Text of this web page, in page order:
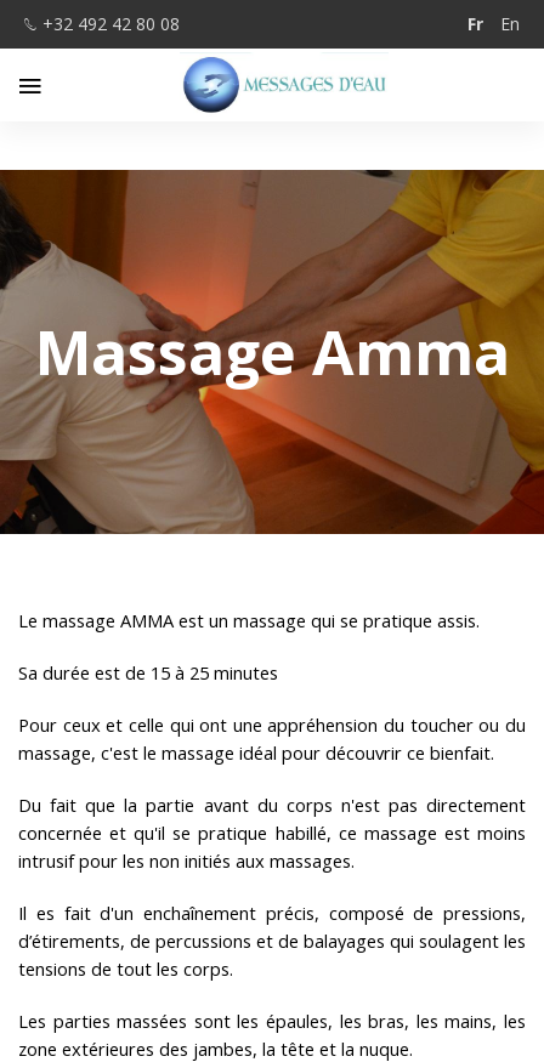
+32 492 42 80 08 Fr En
Massage Amma
Le massage AMMA est un massage qui se pratique assis.
Sa durée est de 15 à 25 minutes
Pour ceux et celle qui ont une appréhension du toucher ou du
massage, c'est le massage idéal pour découvrir ce bienfait.
Du fait que la partie avant du corps n'est pas directement
concernée et qu'il se pratique habillé, ce massage est moins
intrusif pour les non initiés aux massages.
Il es fait d'un enchaînement précis, composé de pressions,
d’étirements, de percussions et de balayages qui soulagent les
tensions de tout les corps.
Les parties massées sont les épaules, les bras, les mains, les
zone extérieures des jambes, la tête et la nuque.